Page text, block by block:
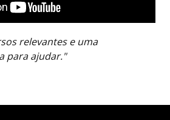
relevantes e uma
para ajudar."